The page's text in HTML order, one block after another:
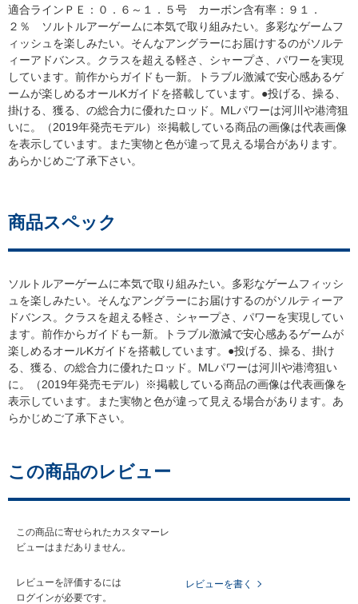
適合ラインＰＥ：０．６～１．５号 カーボン含有率：９１．
２％ ソルトルアーゲームに本気で取り組みたい。多彩なゲームフ
ィッシュを楽しみたい。そんなアングラーにお届けするのがソルテ
ィーアドバンス。クラスを超える軽さ、シャープさ、パワーを実現
しています。前作からガイドも一新。トラブル激減で安心感あるゲ
ームが楽しめるオールKガイドを搭載しています。●投げる、操る、
掛ける、獲る、の総合力に優れたロッド。MLパワーは河川や港湾狙
いに。（2019年発売モデル）※掲載している商品の画像は代表画像
を表示しています。また実物と色が違って見える場合があります。
あらかじめご了承下さい。
商品スペック
ソルトルアーゲームに本気で取り組みたい。多彩なゲームフィッシ
ュを楽しみたい。そんなアングラーにお届けするのがソルティーア
ドバンス。クラスを超える軽さ、シャープさ、パワーを実現してい
ます。前作からガイドも一新。トラブル激減で安心感あるゲームが
楽しめるオールKガイドを搭載しています。●投げる、操る、掛け
る、獲る、の総合力に優れたロッド。MLパワーは河川や港湾狙い
に。（2019年発売モデル）※掲載している商品の画像は代表画像を
表示しています。また実物と色が違って見える場合があります。あ
らかじめご了承下さい。
この商品のレビュー
この商品に寄せられたカスタマーレ
ビューはまだありません。
レビューを評価するには
ログインが必要です。
レビューを書く